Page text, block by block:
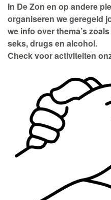
In De Zon en op andere
organiseren we geregeld
we info over thema’s
seks, drugs en alcohol.
Check voor activiteiten